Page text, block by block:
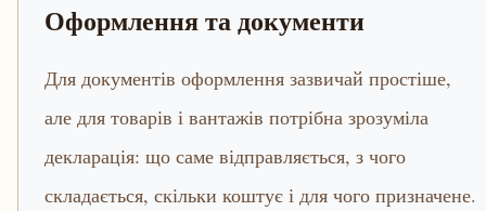
Оформлення та документи
Для документів оформлення зазвичай простіше,
але для товарів і вантажів потрібна зрозуміла
декларація: що саме відправляється, з чого
складається, скільки коштує і для чого призначене.